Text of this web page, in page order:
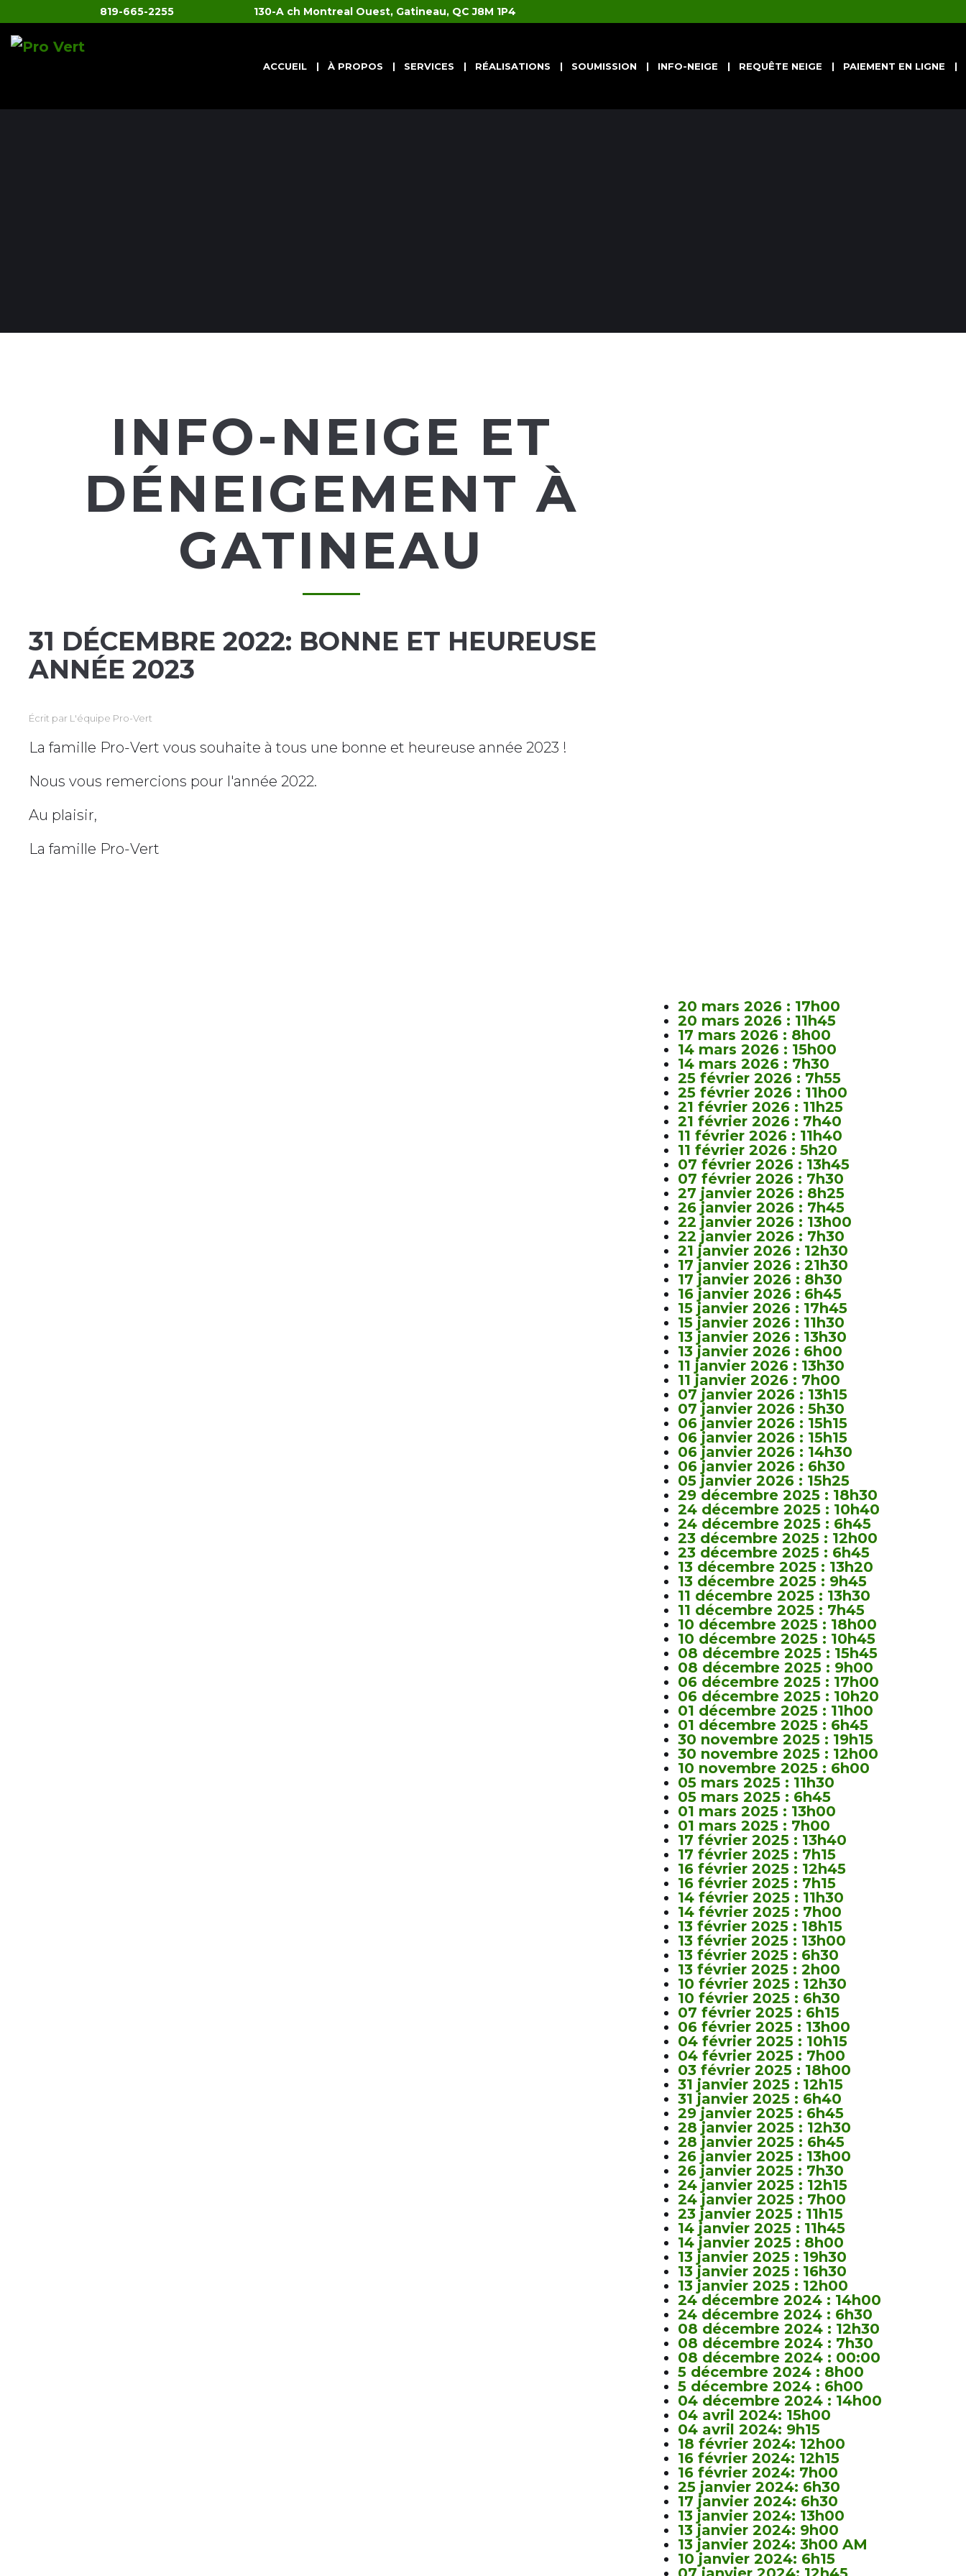
819-665-2255 130-A ch Montreal Ouest, Gatineau, QC J8M 1P4
ACCUEIL À PROPOS SERVICES RÉALISATIONS SOUMISSION INFO-NEIGE REQUÊTE NEIGE PAIEMENT EN LIGNE
INFO-NEIGE ET
DÉNEIGEMENT À
GATINEAU
31 DÉCEMBRE 2022: BONNE ET HEUREUSE
ANNÉE 2023
Écrit par L'équipe Pro-Vert
La famille Pro-Vert vous souhaite à tous une bonne et heureuse année 2023 !
Nous vous remercions pour l'année 2022.
Au plaisir,
La famille Pro-Vert
20 mars 2026 : 17h00
20 mars 2026 : 11h45
17 mars 2026 : 8h00
14 mars 2026 : 15h00
14 mars 2026 : 7h30
25 février 2026 : 7h55
25 février 2026 : 11h00
21 février 2026 : 11h25
21 février 2026 : 7h40
11 février 2026 : 11h40
11 février 2026 : 5h20
07 février 2026 : 13h45
07 février 2026 : 7h30
27 janvier 2026 : 8h25
26 janvier 2026 : 7h45
22 janvier 2026 : 13h00
22 janvier 2026 : 7h30
21 janvier 2026 : 12h30
17 janvier 2026 : 21h30
17 janvier 2026 : 8h30
16 janvier 2026 : 6h45
15 janvier 2026 : 17h45
15 janvier 2026 : 11h30
13 janvier 2026 : 13h30
13 janvier 2026 : 6h00
11 janvier 2026 : 13h30
11 janvier 2026 : 7h00
07 janvier 2026 : 13h15
07 janvier 2026 : 5h30
06 janvier 2026 : 15h15
06 janvier 2026 : 15h15
06 janvier 2026 : 14h30
06 janvier 2026 : 6h30
05 janvier 2026 : 15h25
29 décembre 2025 : 18h30
24 décembre 2025 : 10h40
24 décembre 2025 : 6h45
23 décembre 2025 : 12h00
23 décembre 2025 : 6h45
13 décembre 2025 : 13h20
13 décembre 2025 : 9h45
11 décembre 2025 : 13h30
11 décembre 2025 : 7h45
10 décembre 2025 : 18h00
10 décembre 2025 : 10h45
08 décembre 2025 : 15h45
08 décembre 2025 : 9h00
06 décembre 2025 : 17h00
06 décembre 2025 : 10h20
01 décembre 2025 : 11h00
01 décembre 2025 : 6h45
30 novembre 2025 : 19h15
30 novembre 2025 : 12h00
10 novembre 2025 : 6h00
05 mars 2025 : 11h30
05 mars 2025 : 6h45
01 mars 2025 : 13h00
01 mars 2025 : 7h00
17 février 2025 : 13h40
17 février 2025 : 7h15
16 février 2025 : 12h45
16 février 2025 : 7h15
14 février 2025 : 11h30
14 février 2025 : 7h00
13 février 2025 : 18h15
13 février 2025 : 13h00
13 février 2025 : 6h30
13 février 2025 : 2h00
10 février 2025 : 12h30
10 février 2025 : 6h30
07 février 2025 : 6h15
06 février 2025 : 13h00
04 février 2025 : 10h15
04 février 2025 : 7h00
03 février 2025 : 18h00
31 janvier 2025 : 12h15
31 janvier 2025 : 6h40
29 janvier 2025 : 6h45
28 janvier 2025 : 12h30
28 janvier 2025 : 6h45
26 janvier 2025 : 13h00
26 janvier 2025 : 7h30
24 janvier 2025 : 12h15
24 janvier 2025 : 7h00
23 janvier 2025 : 11h15
14 janvier 2025 : 11h45
14 janvier 2025 : 8h00
13 janvier 2025 : 19h30
13 janvier 2025 : 16h30
13 janvier 2025 : 12h00
24 décembre 2024 : 14h00
24 décembre 2024 : 6h30
08 décembre 2024 : 12h30
08 décembre 2024 : 7h30
08 décembre 2024 : 00:00
5 décembre 2024 : 8h00
5 décembre 2024 : 6h00
04 décembre 2024 : 14h00
04 avril 2024: 15h00
04 avril 2024: 9h15
18 février 2024: 12h00
16 février 2024: 12h15
16 février 2024: 7h00
25 janvier 2024: 6h30
17 janvier 2024: 6h30
13 janvier 2024: 13h00
13 janvier 2024: 9h00
13 janvier 2024: 3h00 AM
10 janvier 2024: 6h15